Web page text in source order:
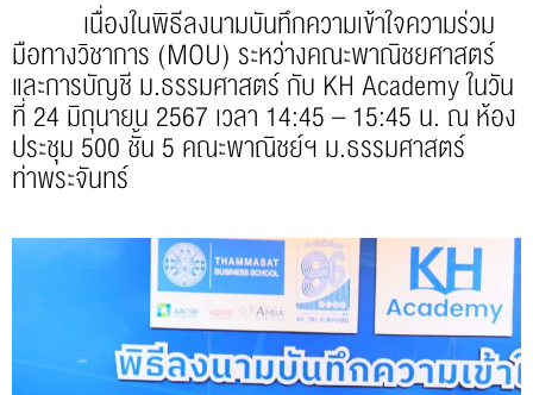
เนื่องในพิธีลงนามบันทึกความเข้าใจความร่วม
มือทางวิชาการ (MOU) ระหว่างคณะพาณิชยศาสตร์
และการบัญชี ม.ธรรมศาสตร์ กับ KH Academy ในวัน
ที่ 24 มิถุนายน 2567 เวลา 14:45 – 15:45 น. ณ ห้อง
ประชุม 500 ชั้น 5 คณะพาณิชย์ฯ ม.ธรรมศาสตร์
ท่าพระจันทร์